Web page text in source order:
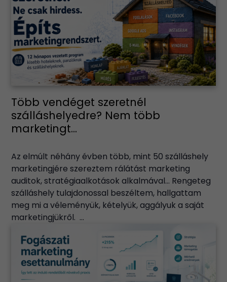
Több vendéget szeretnél
szálláshelyedre? Nem több
marketingt...
Az elmúlt néhány évben több, mint 50 szálláshely
marketingjére szereztem rálátást marketing
auditok, stratégiaalkotások alkalmával… Rengeteg
szálláshely tulajdonossal beszéltem, hallgattam
meg mi a véleményük, kételyük, aggályuk a saját
marketingjükről. ...